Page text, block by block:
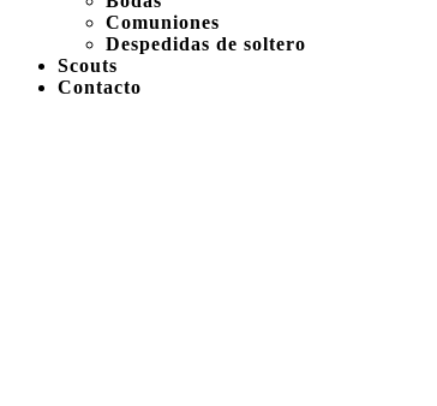
Comuniones
Despedidas de soltero
Scouts
Contacto